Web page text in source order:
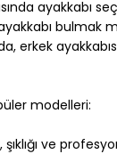
ayakkabı
bulmak
erkek
modelleri:
ve